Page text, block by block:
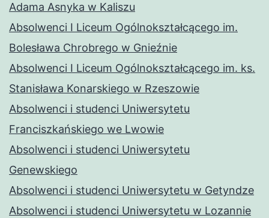
Adama Asnyka w Kaliszu
Absolwenci I Liceum Ogólnokształcącego im.
Bolesława Chrobrego w Gnieźnie
Absolwenci I Liceum Ogólnokształcącego im. ks.
Stanisława Konarskiego w Rzeszowie
Absolwenci i studenci Uniwersytetu
Franciszkańskiego we Lwowie
Absolwenci i studenci Uniwersytetu
Genewskiego
Absolwenci i studenci Uniwersytetu w Getyndze
Absolwenci i studenci Uniwersytetu w Lozannie